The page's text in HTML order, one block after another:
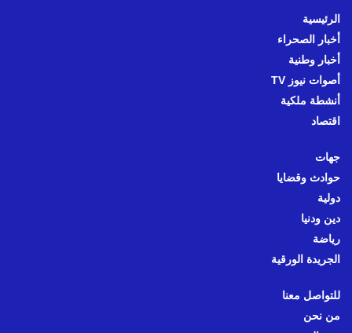
الرئيسية
أخبار الصحراء
أخبار وطنية
أصوات نيوز TV
أنشطة ملكية
اقتصاد
جهات
حوادث وقضايا
دولية
دين ودنيا
رياضة
الجريدة الورقية
للتواصل معنا
من نحن